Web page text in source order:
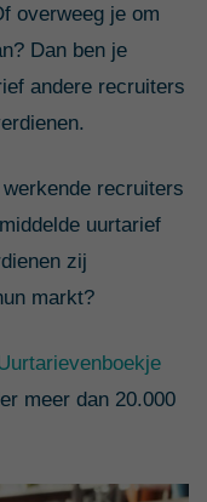
overweeg je om
Dan ben je
andere recruiters
recruiters
uurtarief
zij
markt?
meer dan 20.000